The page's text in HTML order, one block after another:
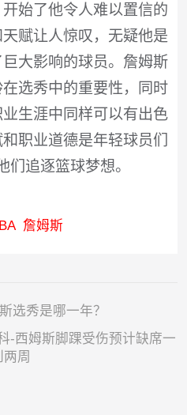
始了他令人难以置信的
赋让人惊叹，无疑他是
大影响的球员。詹姆斯
选秀中的重要性，同时
生涯中同样可以有出色
职业道德是年轻球员们
们追逐篮球梦想。
詹姆斯
选秀是哪一年？
-西姆斯脚踝受伤预计缺席一
两周